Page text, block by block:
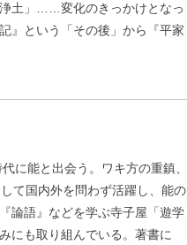
土」……変化のきっかけとなっ
』という「その後」から『平家
に能と出会う。ワキ方の重鎮、
て国内外を問わず活躍し、能の
論語』などを学ぶ寺子屋「遊学
にも取り組んでいる。著書に